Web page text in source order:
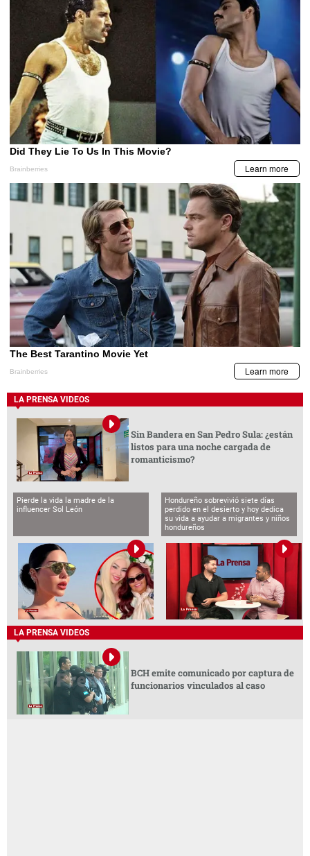
LA PRENSA VIDEOS
Sin Bandera en San Pedro Sula: ¿están
listos para una noche cargada de
romanticismo?
Pierde la vida la madre de la
influencer Sol León
Hondureño sobrevivió siete días
perdido en el desierto y hoy dedica
su vida a ayudar a migrantes y niños
hondureños
LA PRENSA VIDEOS
BCH emite comunicado por captura de
funcionarios vinculados al caso